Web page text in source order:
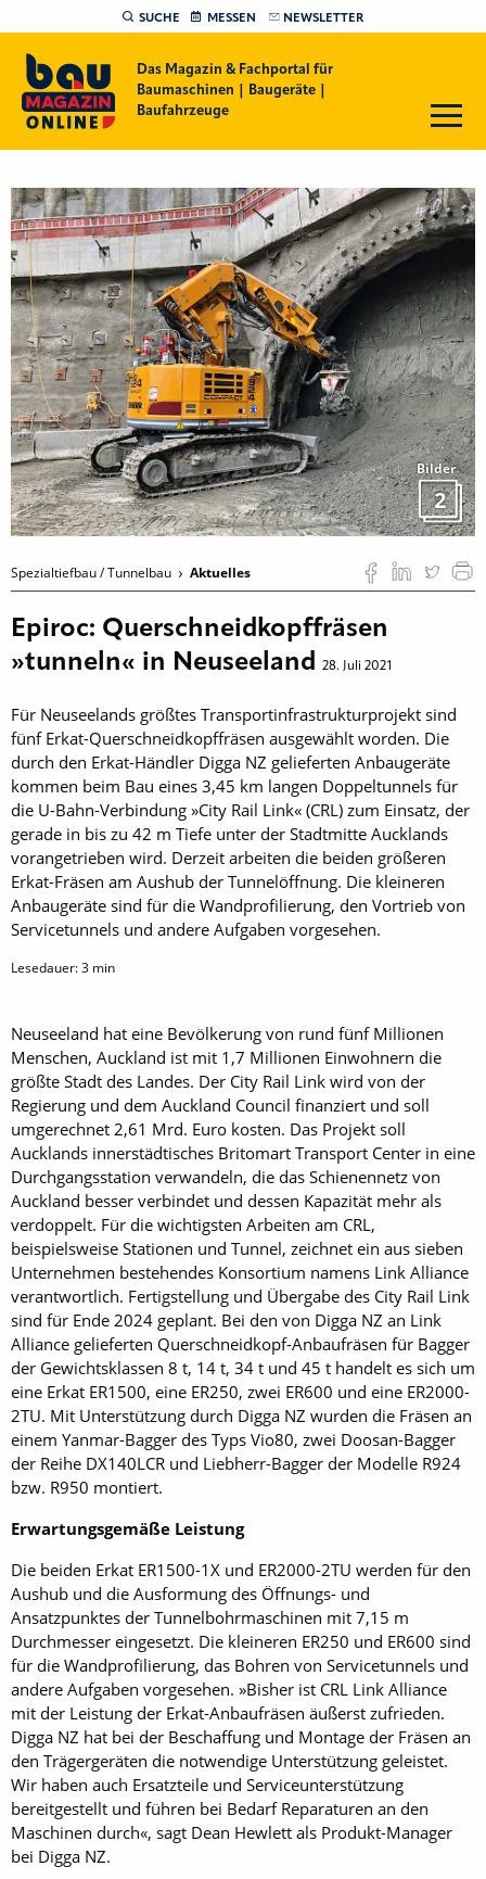
SUCHE MESSEN NEWSLETTER
Das Magazin & Fachportal für
Baumaschinen | Baugeräte |
Baufahrzeuge
Bilder
2
Spezialtiefbau / Tunnelbau Aktuelles
Epiroc: Querschneidkopffräsen
»tunneln« in Neuseeland 28. Juli 2021
Für Neuseelands größtes Transportinfrastrukturprojekt sind
fünf Erkat-Querschneidkopffräsen ausgewählt worden. Die
durch den Erkat-Händler Digga NZ gelieferten Anbaugeräte
kommen beim Bau eines 3,45 km langen Doppeltunnels für
die U-Bahn-Verbindung »City Rail Link« (CRL) zum Einsatz, der
gerade in bis zu 42 m Tiefe unter der Stadtmitte Aucklands
vorangetrieben wird. Derzeit arbeiten die beiden größeren
Erkat-Fräsen am Aushub der Tunnelöffnung. Die kleineren
Anbaugeräte sind für die Wandprofilierung, den Vortrieb von
Servicetunnels und andere Aufgaben vorgesehen.
Lesedauer:3 min
Neuseeland hat eine Bevölkerung von rund fünf Millionen
Menschen, Auckland ist mit 1,7 Millionen Einwohnern die
größte Stadt des Landes. Der City Rail Link wird von der
Regierung und dem Auckland Council finanziert und soll
umgerechnet 2,61 Mrd. Euro kosten. Das Projekt soll
Aucklands innerstädtisches Britomart Transport Center in eine
Durchgangsstation verwandeln, die das Schienennetz von
Auckland besser verbindet und dessen Kapazität mehr als
verdoppelt. Für die wichtigsten Arbeiten am CRL,
beispielsweise Stationen und Tunnel, zeichnet ein aus sieben
Unternehmen bestehendes Konsortium namens Link Alliance
verantwortlich. Fertigstellung und Übergabe des City Rail Link
sind für Ende 2024 geplant. Bei den von Digga NZ an Link
Alliance gelieferten Querschneidkopf-Anbaufräsen für Bagger
der Gewichtsklassen 8 t, 14 t, 34 t und 45 t handelt es sich um
eine Erkat ER1500, eine ER250, zwei ER600 und eine ER2000-
2TU. Mit Unterstützung durch Digga NZ wurden die Fräsen an
einem Yanmar-Bagger des Typs Vio80, zwei Doosan-Bagger
der Reihe DX140LCR und Liebherr-Bagger der Modelle R924
bzw. R950 montiert.
Erwartungsgemäße Leistung
Die beiden Erkat ER1500-1X und ER2000-2TU werden für den
Aushub und die Ausformung des Öffnungs- und
Ansatzpunktes der Tunnelbohrmaschinen mit 7,15 m
Durchmesser eingesetzt. Die kleineren ER250 und ER600 sind
für die Wandprofilierung, das Bohren von Servicetunnels und
andere Aufgaben vorgesehen. »Bisher ist CRL Link Alliance
mit der Leistung der Erkat-Anbaufräsen äußerst zufrieden.
Digga NZ hat bei der Beschaffung und Montage der Fräsen an
den Trägergeräten die notwendige Unterstützung geleistet.
Wir haben auch Ersatzteile und Serviceunterstützung
bereitgestellt und führen bei Bedarf Reparaturen an den
Maschinen durch«, sagt Dean Hewlett als Produkt-Manager
bei Digga NZ.